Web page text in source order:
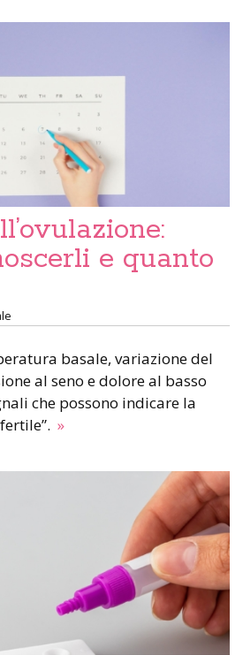
e quanto
basale, variazione del
al seno e dolore al basso
che possono indicare la
»